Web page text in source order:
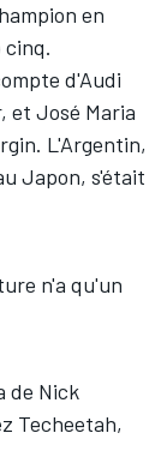
en
cinq.
d'Audi
et José Maria
L'Argentin,
Japon, s'était
n'a qu'un
de Nick
Techeetah,